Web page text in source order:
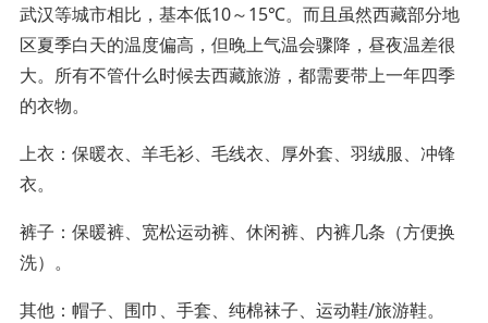
武汉等城市相比，基本低10～15℃。而且虽然西藏部分地
区夏季白天的温度偏高，但晚上气温会骤降，昼夜温差很
大。所有不管什么时候去西藏旅游，都需要带上一年四季
的衣物。
上衣：保暖衣、羊毛衫、毛线衣、厚外套、羽绒服、冲锋
衣。
裤子：保暖裤、宽松运动裤、休闲裤、内裤几条（方便换
洗）。
其他：帽子、围巾、手套、纯棉袜子、运动鞋/旅游鞋。